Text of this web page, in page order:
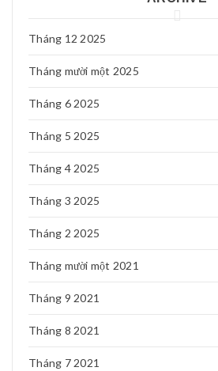
Th7 29, 2018
2 cái 720 HD : 0976416684
Tháng 12 2025
Tháng mười một 2025
Tháng 6 2025
Tháng 5 2025
Tháng 4 2025
Tháng 3 2025
Tháng 2 2025
Tháng mười một 2021
Tháng 9 2021
Tháng 8 2021
Tháng 7 2021